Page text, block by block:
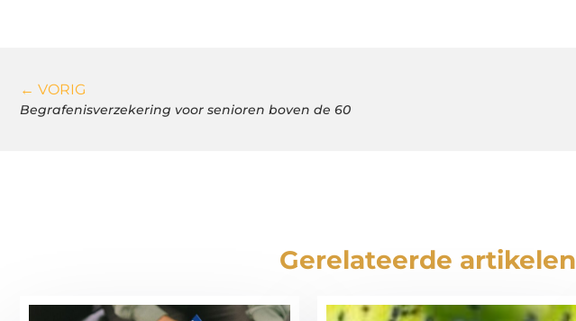
← VORIG
Begrafenisverzekering voor senioren boven de 60
Gerelateerde artikelen